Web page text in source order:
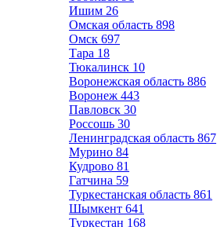
Ишим 26
Омская область 898
Омск 697
Тара 18
Тюкалинск 10
Воронежская область 886
Воронеж 443
Павловск 30
Россошь 30
Ленинградская область 867
Мурино 84
Кудрово 81
Гатчина 59
Туркестанская область 861
Шымкент 641
Туркестан 168